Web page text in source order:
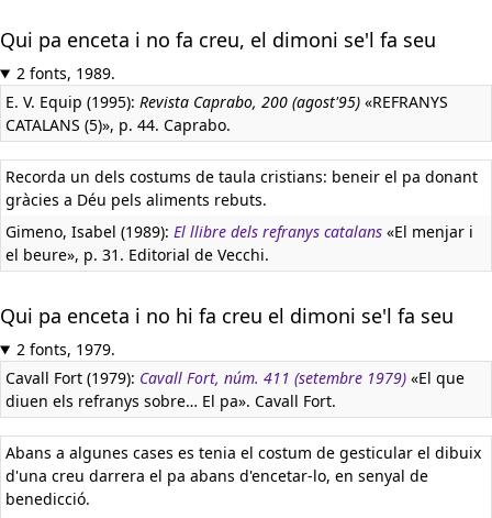
Qui pa enceta i no fa creu, el dimoni se'l fa seu
2 fonts, 1989.
E. V. Equip (1995): Revista Caprabo, 200 (agost'95) «REFRANYS
CATALANS (5)», p. 44. Caprabo.
Recorda un dels costums de taula cristians: beneir el pa donant
gràcies a Déu pels aliments rebuts.
Gimeno, Isabel (1989): El llibre dels refranys catalans «El menjar i
el beure», p. 31. Editorial de Vecchi.
Qui pa enceta i no hi fa creu el dimoni se'l fa seu
2 fonts, 1979.
Cavall Fort (1979): Cavall Fort, núm. 411 (setembre 1979) «El que
diuen els refranys sobre… El pa». Cavall Fort.
Abans a algunes cases es tenia el costum de gesticular el dibuix
d'una creu darrera el pa abans d'encetar-lo, en senyal de
benedicció.